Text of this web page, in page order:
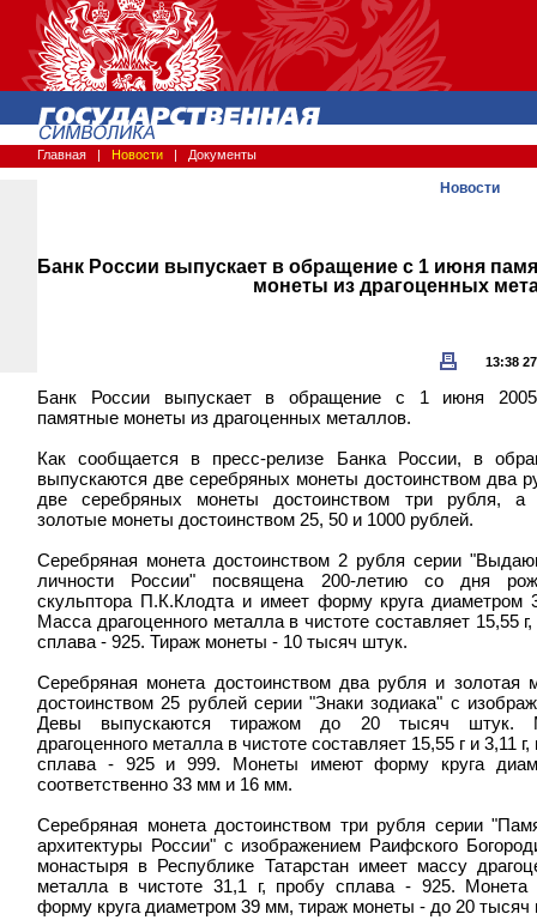
Главная | Новости | Документы
Новости
Банк России выпускает в обращение с 1 июня
монеты из драгоценных
13:38
Банк России выпускает в обращение с 1 июня
памятные монеты из драгоценных металлов.
Как сообщается в пресс-релизе Банка России, в
выпускаются две серебряных монеты достоинством два
две серебряных монеты достоинством три рубля, а
золотые монеты достоинством 25, 50 и 1000 рублей.
Серебряная монета достоинством 2 рубля серии
личности России" посвящена 200-летию со дня
скульптора П.К.Клодта и имеет форму круга диаметром
Масса драгоценного металла в чистоте составляет 15,55
сплава - 925. Тираж монеты - 10 тысяч штук.
Серебряная монета достоинством два рубля и золотая
достоинством 25 рублей серии "Знаки зодиака" с
Девы выпускаются тиражом до 20 тысяч штук.
драгоценного металла в чистоте составляет 15,55 г и 3,11
сплава - 925 и 999. Монеты имеют форму круга
соответственно 33 мм и 16 мм.
Серебряная монета достоинством три рубля серии
архитектуры России" с изображением Раифского
монастыря в Республике Татарстан имеет массу
металла в чистоте 31,1 г, пробу сплава - 925. Монета
форму круга диаметром 39 мм, тираж монеты - до 20 тысяч